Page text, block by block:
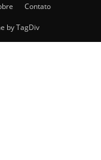
Contato
by TagDiv